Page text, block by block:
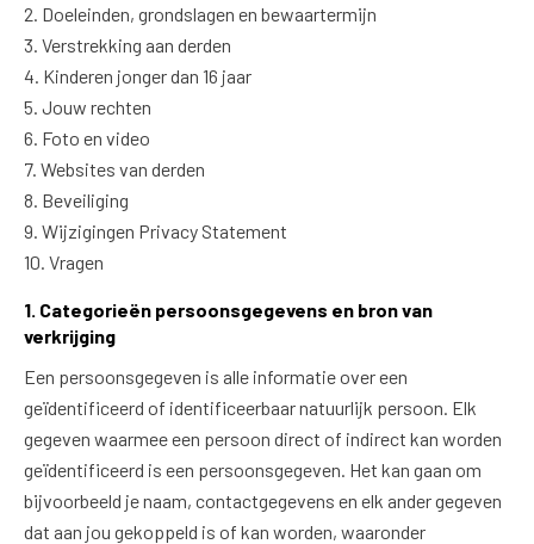
2. Doeleinden, grondslagen en bewaartermijn
3. Verstrekking aan derden
4. Kinderen jonger dan 16 jaar
5. Jouw rechten
6. Foto en video
7. Websites van derden
8. Beveiliging
9. Wijzigingen Privacy Statement
10. Vragen
1. Categorieën persoonsgegevens en bron van
verkrijging
Een persoonsgegeven is alle informatie over een
geïdentificeerd of identificeerbaar natuurlijk persoon. Elk
gegeven waarmee een persoon direct of indirect kan worden
geïdentificeerd is een persoonsgegeven. Het kan gaan om
bijvoorbeeld je naam, contactgegevens en elk ander gegeven
dat aan jou gekoppeld is of kan worden, waaronder